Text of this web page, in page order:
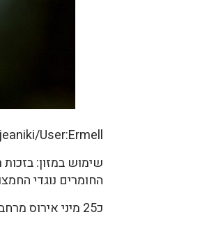
User:Ermell
שימוש במזון:
החומרים נוגדי
כ25 מיני אירוס מרחבי העולם תועדו בשימוש אתנו-בוטני. להלן דוגמאות של כמה מהמינים הבולטים (עובד מהמקור):